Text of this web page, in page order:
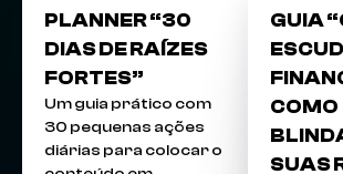
PLANNER “30
DIAS DE RAÍZES
FORTES”
Um guia prático com
30 pequenas ações
diárias para colocar o
GUIA
COMO
SUAS